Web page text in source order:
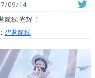
09/14
航线 光辉 ！
碧蓝航线